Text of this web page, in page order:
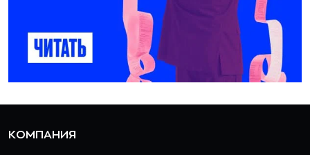
КОМПАНИЯ